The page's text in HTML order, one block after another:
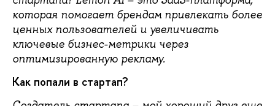
которая помогает брендам привлекать более
ценных пользователей и увеличивать
ключевые бизнес-метрики через
оптимизированную рекламу.
Как попали в стартап?